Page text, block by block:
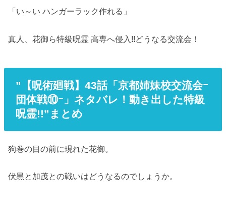
「い～い ハンガーラック作れる」
真人、花御ら特級呪霊 高専へ侵入!!どうなる交流会！
”【呪術廻戦】43話「京都姉妹校交流会ｰ
団体戦⑩ｰ」ネタバレ！動き出した特級
呪霊!!”まとめ
狗巻の目の前に現れた花御。
伏黒と加茂との戦いはどうなるのでしょうか。